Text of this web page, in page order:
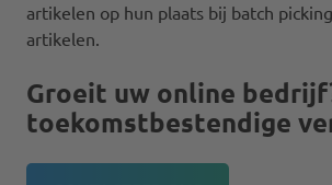
artikelen op hun plaats bij batch
artikelen.
Groeit uw online
toekomstbestendige